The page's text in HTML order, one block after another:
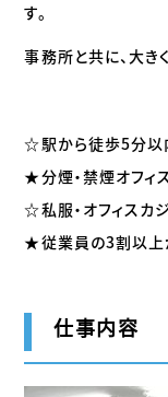
す。
事務所と共に、大き
☆駅から徒歩5分以
★分煙・禁煙オフィ
☆私服・オフィスカ
★従業員の3割以上
仕事内容